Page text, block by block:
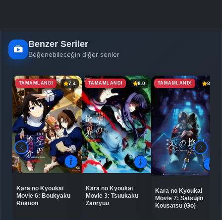
Benzer Seriler
Beğenebileceğin diğer seriler
TAMAMLANDI 7.4
Kara no Kyoukai
Movie 6: Boukyaku
Rokuon
TAMAMLANDI 8.0
Kara no Kyoukai
Movie 3: Tsuukaku
Zanryuu
TAMAMLANDI 8.4
Kara no Kyoukai
Movie 7: Satsujin
Kousatsu (Go)